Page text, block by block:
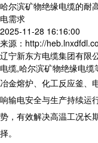
哈尔滨矿物绝缘电缆的耐
电需求
2025-11-28 16:16:00
来源：http://
辽宁新东方电缆集团有限
电缆,哈尔滨矿物绝缘电缆
冶金熔炉、化工反应釜、
响输电安全与生产持续运行
势，有效解决高温工况长
择。